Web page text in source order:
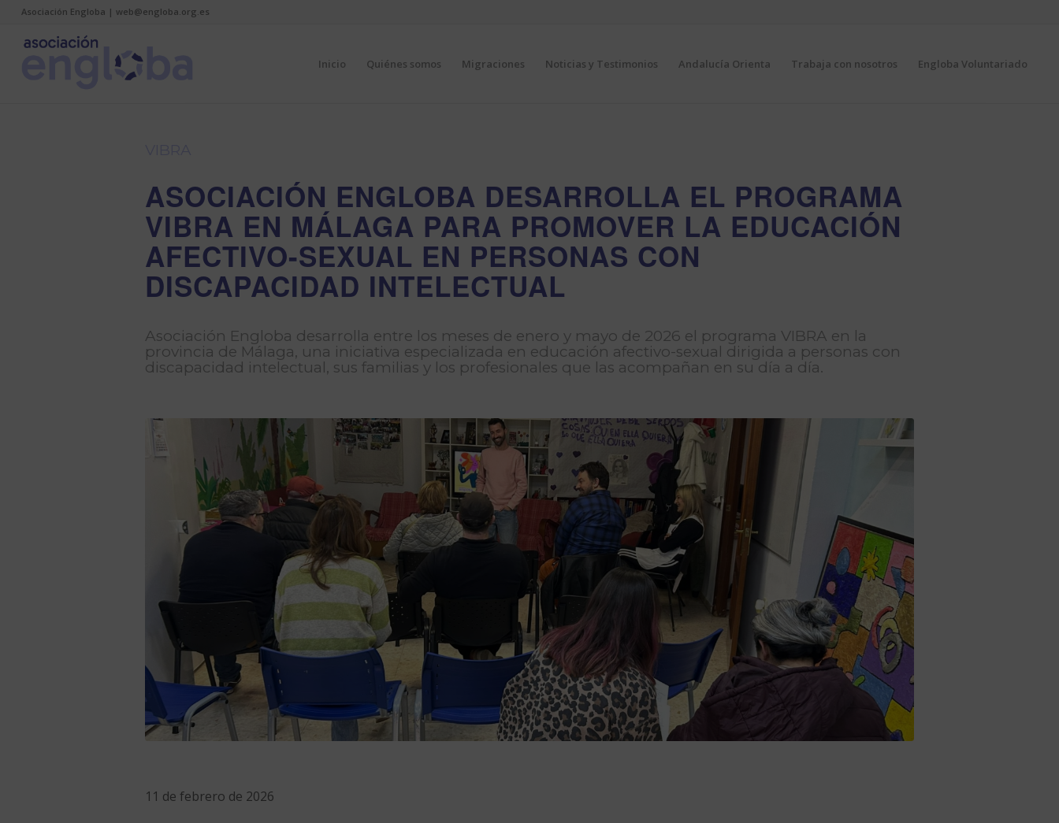
Asociación Engloba | web@engloba.org.es
Inicio Quiénes somos Migraciones Noticias y Testimonios Andalucía Orienta Trabaja con nosotros Engloba Voluntariado
ASOCIACIÓN ENGLOBA DESARROLLA EL PROGRAMA
VIBRA EN MÁLAGA PARA PROMOVER LA EDUCACIÓN
AFECTIVO-SEXUAL EN PERSONAS CON
DISCAPACIDAD INTELECTUAL
Asociación Engloba desarrolla entre los meses de enero y mayo de 2026 el programa VIBRA en la
provincia de Málaga, una iniciativa especializada en educación afectivo-sexual dirigida a personas con
discapacidad intelectual, sus familias y los profesionales que las acompañan en su día a día.
11 de febrero de 2026